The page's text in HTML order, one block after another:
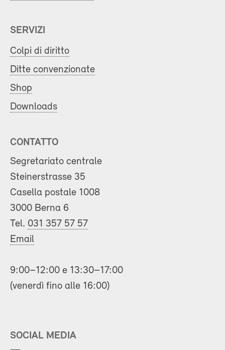
SERVIZI
Colpi di diritto
Ditte convenzionate
Shop
Downloads
CONTATTO
Segretariato centrale
Steinerstrasse 35
Casella postale 1008
3000 Berna 6
Tel. 031 357 57 57
Email
9:00–12:00 e 13:30–17:00
(venerdì fino alle 16:00)
SOCIAL MEDIA